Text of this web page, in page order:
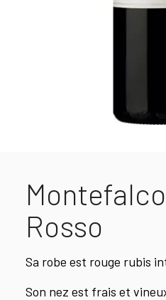
Montefalco
Rosso
Sa robe est rouge rubis
Son nez est frais et